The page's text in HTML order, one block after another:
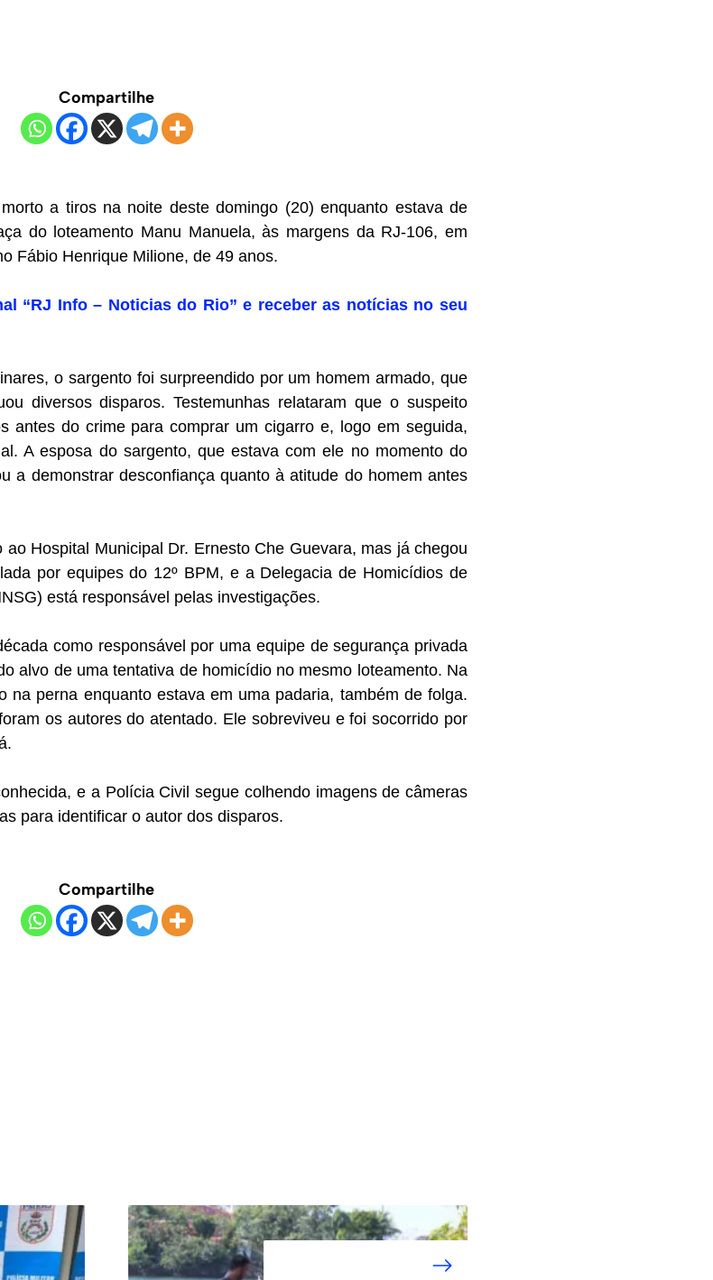
Compartilhe
a tiros na noite deste domingo (20) enquanto estava de
do loteamento Manu Manuela, às margens da RJ-106, em
Fábio Henrique Milione, de 49 anos.
“RJ Info – Noticias do Rio” e receber as notícias no seu
o sargento foi surpreendido por um homem armado, que
diversos disparos. Testemunhas relataram que o suspeito
antes do crime para comprar um cigarro e, logo em seguida,
A esposa do sargento, que estava com ele no momento do
a demonstrar desconfiança quanto à atitude do homem antes
Hospital Municipal Dr. Ernesto Che Guevara, mas já chegou
por equipes do 12º BPM, e a Delegacia de Homicídios de
está responsável pelas investigações.
como responsável por uma equipe de segurança privada
alvo de uma tentativa de homicídio no mesmo loteamento. Na
na perna enquanto estava em uma padaria, também de folga.
os autores do atentado. Ele sobreviveu e foi socorrido por
e a Polícia Civil segue colhendo imagens de câmeras
para identificar o autor dos disparos.
Compartilhe